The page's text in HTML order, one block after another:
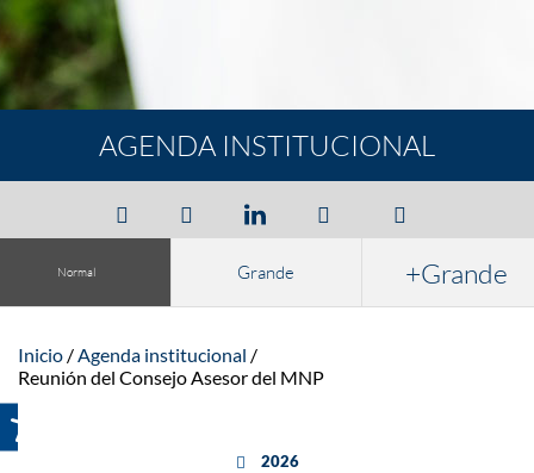
AGENDA INSTITUCIONAL
Normal Grande +Grande
Inicio
Agenda institucional
Reunión del Consejo Asesor del MNP
año anterior
2026